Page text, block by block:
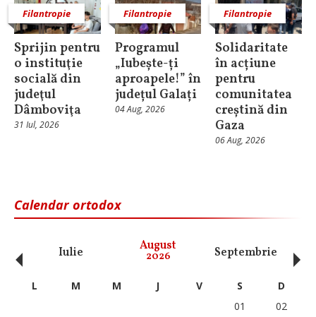
Filantropie
Sprijin pentru
o instituţie
socială din
judeţul
Dâmboviţa
31 Iul, 2026
Filantropie
Programul
„Iubește-ți
aproapele!” în
județul Galați
04 Aug, 2026
Filantropie
Solidaritate
în acțiune
pentru
comunitatea
creștină din
Gaza
06 Aug, 2026
Calendar ortodox
Iulie August
2026 Septembrie
‹ L M M J V S
D
01
02